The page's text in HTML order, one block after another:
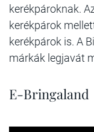
kerékpároknak.
kerékpárok
kerékpárok is. A
márkák legjavát
E-Bringaland